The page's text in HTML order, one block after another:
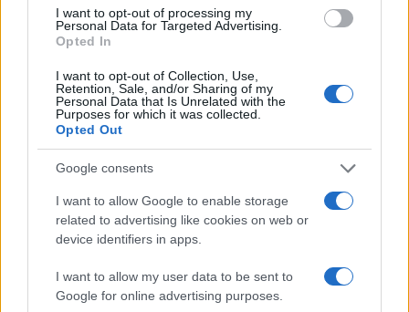
I want to opt-out of processing my
Personal Data for Targeted Advertising.
Opted In
I want to opt-out of Collection, Use,
Retention, Sale, and/or Sharing of my
Personal Data that Is Unrelated with the
Purposes for which it was collected.
Opted Out
Google consents
I want to allow Google to enable storage
related to advertising like cookies on web or
device identifiers in apps.
I want to allow my user data to be sent to
Google for online advertising purposes.
Αν τα χάσατε
Οι 6 όροι «φωτιά» του Ιράν
Ορμούζ - «Ποτέ δεν θα
κάνουμε πίσω, είτε σε
πόλεμο είτε σε
σε πισίνα